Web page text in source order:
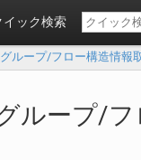
イック検索
ループ/フロー構造情報
ループ/フ